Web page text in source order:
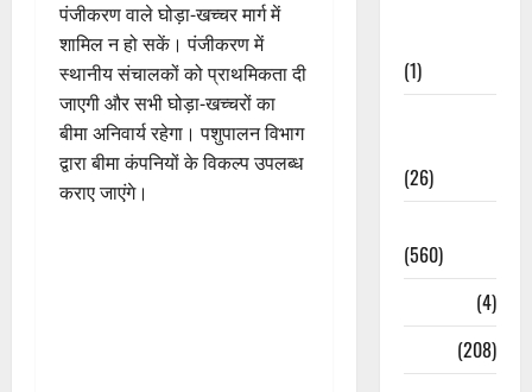
पंजीकरण वाले घोड़ा-खच्चर मार्ग में
शामिल न हो सकें। पंजीकरण में
स्थानीय संचालकों को प्राथमिकता दी
जाएगी और सभी घोड़ा-खच्चरों का
बीमा अनिवार्य रहेगा। पशुपालन विभाग
द्वारा बीमा कंपनियों के विकल्प उपलब्ध
कराए जाएंगे।
(1)
(26)
(560)
(4)
(208)